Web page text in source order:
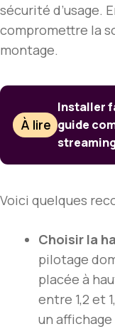
sécurité d’usage.
compromettre la
montage.
À lire
Installer
guide
Voici quelques
Choisir la
pilotage
placée à
entre 1,2 et
un